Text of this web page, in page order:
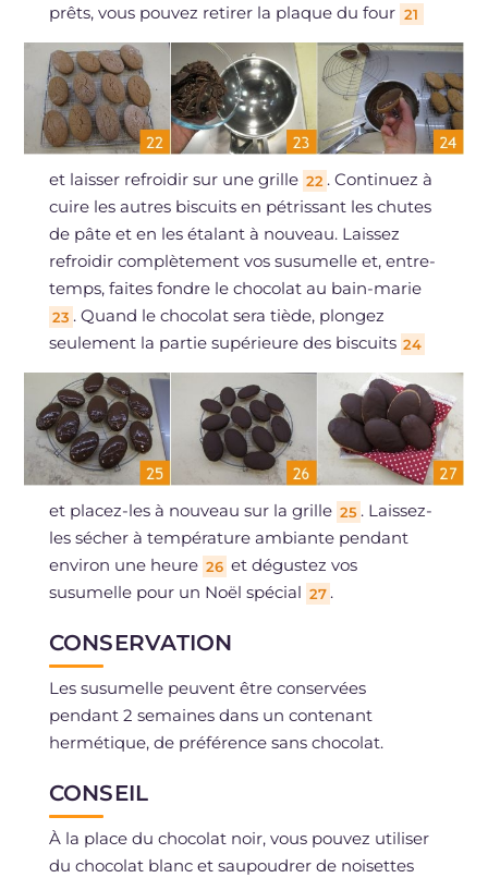
prêts, vous pouvez retirer la plaque du four 21
et laisser refroidir sur une grille 22 . Continuez à
cuire les autres biscuits en pétrissant les chutes
de pâte et en les étalant à nouveau. Laissez
refroidir complètement vos susumelle et, entre-
temps, faites fondre le chocolat au bain-marie
23 . Quand le chocolat sera tiède, plongez
seulement la partie supérieure des biscuits 24
et placez-les à nouveau sur la grille 25 . Laissez-
les sécher à température ambiante pendant
environ une heure 26 et dégustez vos
susumelle pour un Noël spécial 27 .
CONSERVATION
Les susumelle peuvent être conservées
pendant 2 semaines dans un contenant
hermétique, de préférence sans chocolat.
CONSEIL
À la place du chocolat noir, vous pouvez utiliser
du chocolat blanc et saupoudrer de noisettes